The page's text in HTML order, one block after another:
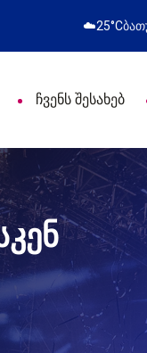
დღე მიულოცა
☁️25°C
ჩვენს შესახებ